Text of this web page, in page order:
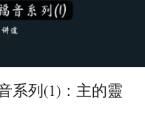
王紀下
以賽亞書
西阿書
系列(1)：主的靈